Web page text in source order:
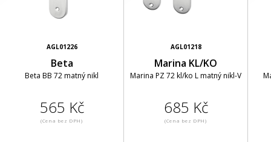
AGL01226
Beta
Beta BB 72 matný nikl
565 Kč
(Cena bez DPH)
AGL01218
Marina KL/KO
Marina PZ 72 kl/ko L matný nikl-V
685 Kč
(Cena bez DPH)